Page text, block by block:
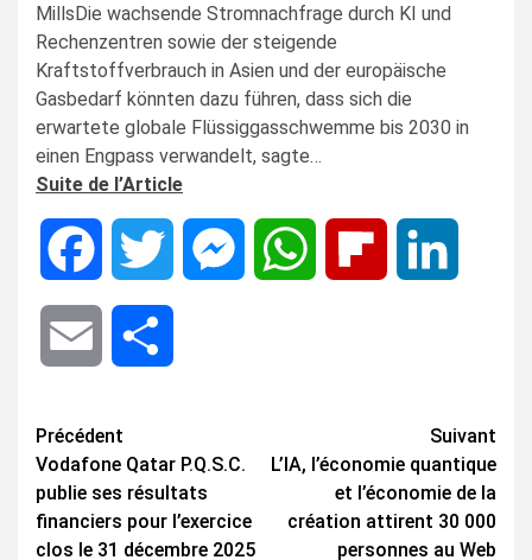
MillsDie wachsende Stromnachfrage durch KI und
Rechenzentren sowie der steigende
Kraftstoffverbrauch in Asien und der europäische
Gasbedarf könnten dazu führen, dass sich die
erwartete globale Flüssiggasschwemme bis 2030 in
einen Engpass verwandelt, sagte…
Suite de l’Article
Facebook Twitter MessengerWhatsApp Flipboard
Email
Navigation
d’article
Précédent
Vodafone Qatar P.Q.S.C.
publie ses résultats
financiers pour l’exercice
clos le 31 décembre 2025
Suivant
L’IA, l’économie quantique
et l’économie de la
création attirent 30 000
personnes au Web